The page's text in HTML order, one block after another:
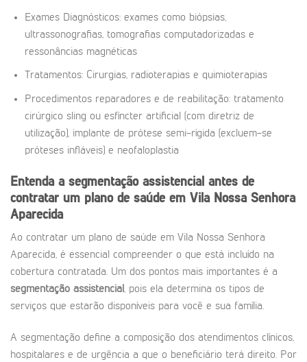
Exames Diagnósticos: exames como biópsias,
ultrassonografias, tomografias computadorizadas e
ressonâncias magnéticas
Tratamentos: Cirurgias, radioterapias e quimioterapias
Procedimentos reparadores e de reabilitação: tratamento
cirúrgico sling ou esfíncter artificial (com diretriz de
utilização), implante de prótese semi-rígida (excluem-se
próteses infláveis) e neofaloplastia
Entenda a segmentação assistencial antes de
contratar um plano de saúde em Vila Nossa Senhora
Aparecida
Ao contratar um plano de saúde em Vila Nossa Senhora
Aparecida, é essencial compreender o que está incluído na
cobertura contratada. Um dos pontos mais importantes é a
segmentação assistencial, pois ela determina os tipos de
serviços que estarão disponíveis para você e sua família.
A segmentação define a composição dos atendimentos clínicos,
hospitalares e de urgência a que o beneficiário terá direito. Por